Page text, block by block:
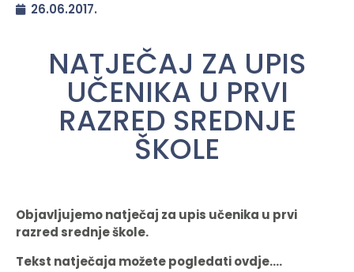
26.06.2017.
NATJEČAJ ZA UPIS
UČENIKA U PRVI
RAZRED SREDNJE
ŠKOLE
Objavljujemo natječaj za upis učenika u prvi
razred srednje škole.
Tekst natječaja možete pogledati ovdje….